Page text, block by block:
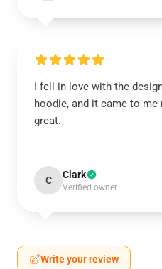
I fell in love with the
hoodie, and it came to
great.
C Clark
Verified owner
Write your review